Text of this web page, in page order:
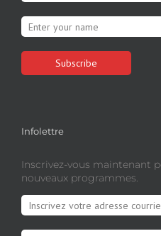
Infolettre
Inscrivez-vous maintenant
nouveaux programmes.